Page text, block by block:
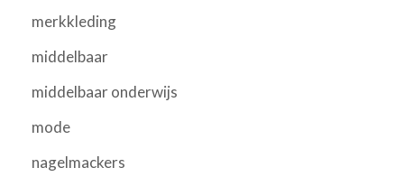
merkkleding
middelbaar
middelbaar onderwijs
mode
nagelmackers